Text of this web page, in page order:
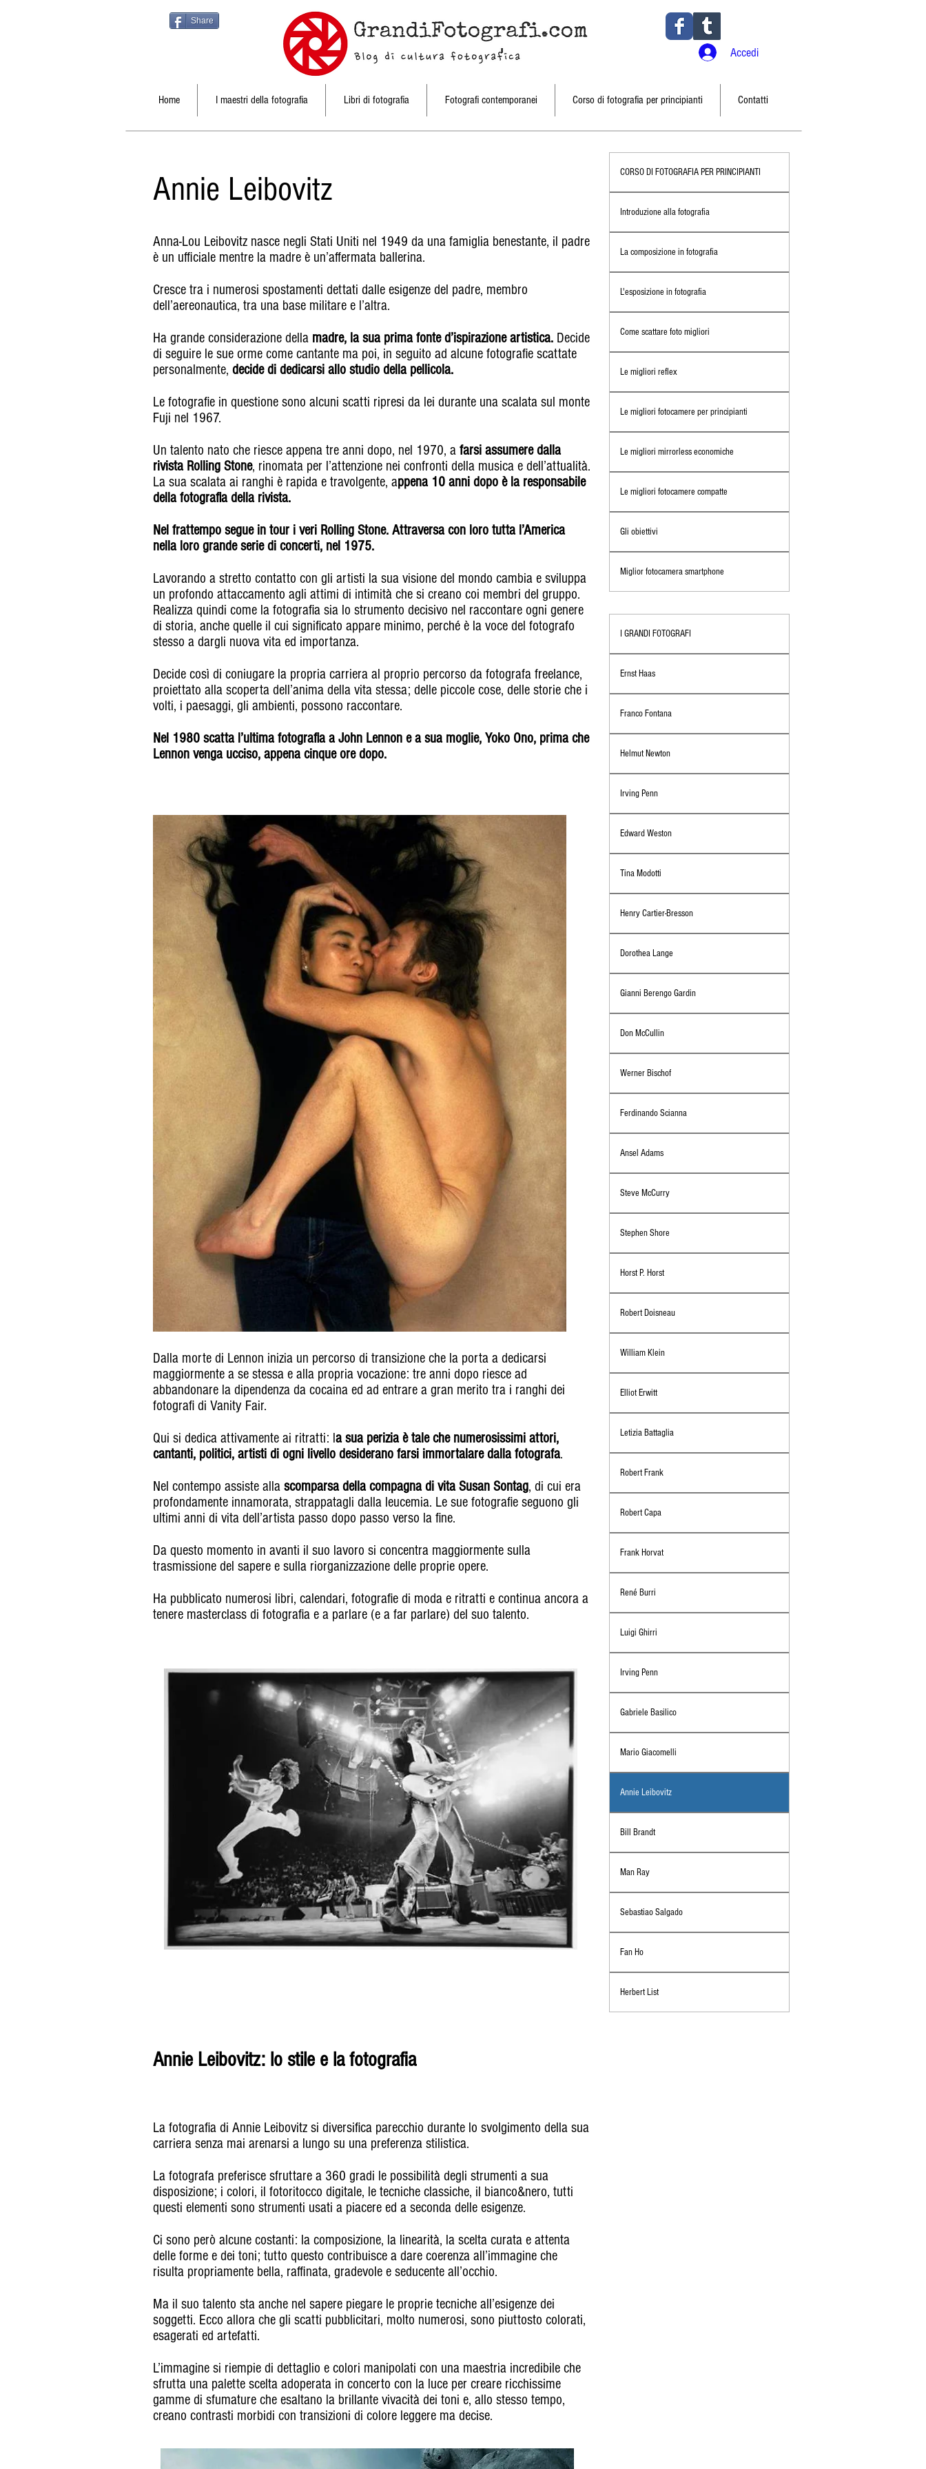
Share
Accedi
Home I maestri della fotografia Libri di fotografia Fotografi contemporanei Corso di fotografia per principianti Contatti
Annie Leibovitz
Anna-Lou Leibovitz nasce negli Stati Uniti nel 1949 da una famiglia benestante, il padre
è un ufficiale mentre la madre è un’affermata ballerina.
Cresce tra i numerosi spostamenti dettati dalle esigenze del padre, membro
dell’aereonautica, tra una base militare e l’altra.
Ha grande considerazione della madre, la sua prima fonte d’ispirazione artistica. Decide
di seguire le sue orme come cantante ma poi, in seguito ad alcune fotografie scattate
personalmente, decide di dedicarsi allo studio della pellicola.
Le fotografie in questione sono alcuni scatti ripresi da lei durante una scalata sul monte
Fuji nel 1967.
Un talento nato che riesce appena tre anni dopo, nel 1970, a farsi assumere dalla
rivista Rolling Stone, rinomata per l’attenzione nei confronti della musica e dell’attualità.
La sua scalata ai ranghi è rapida e travolgente, appena 10 anni dopo è la responsabile
della fotografia della rivista.
Nel frattempo segue in tour i veri Rolling Stone. Attraversa con loro tutta l’America
nella loro grande serie di concerti, nel 1975.
Lavorando a stretto contatto con gli artisti la sua visione del mondo cambia e sviluppa
un profondo attaccamento agli attimi di intimità che si creano coi membri del gruppo.
Realizza quindi come la fotografia sia lo strumento decisivo nel raccontare ogni genere
di storia, anche quelle il cui significato appare minimo, perché è la voce del fotografo
stesso a dargli nuova vita ed importanza.
Decide così di coniugare la propria carriera al proprio percorso da fotografa freelance,
proiettato alla scoperta dell’anima della vita stessa; delle piccole cose, delle storie che i
volti, i paesaggi, gli ambienti, possono raccontare.
Nel 1980 scatta l’ultima fotografia a John Lennon e a sua moglie, Yoko Ono, prima che
Lennon venga ucciso, appena cinque ore dopo.
Dalla morte di Lennon inizia un percorso di transizione che la porta a dedicarsi
maggiormente a se stessa e alla propria vocazione: tre anni dopo riesce ad
abbandonare la dipendenza da cocaina ed ad entrare a gran merito tra i ranghi dei
fotografi di Vanity Fair.
Qui si dedica attivamente ai ritratti: la sua perizia è tale che numerosissimi attori,
cantanti, politici, artisti di ogni livello desiderano farsi immortalare dalla fotografa.
Nel contempo assiste alla scomparsa della compagna di vita Susan Sontag, di cui era
profondamente innamorata, strappatagli dalla leucemia. Le sue fotografie seguono gli
ultimi anni di vita dell’artista passo dopo passo verso la fine.
Da questo momento in avanti il suo lavoro si concentra maggiormente sulla
trasmissione del sapere e sulla riorganizzazione delle proprie opere.
Ha pubblicato numerosi libri, calendari, fotografie di moda e ritratti e continua ancora a
tenere masterclass di fotografia e a parlare (e a far parlare) del suo talento.
Annie Leibovitz: lo stile e la fotografia
La fotografia di Annie Leibovitz si diversifica parecchio durante lo svolgimento della sua
carriera senza mai arenarsi a lungo su una preferenza stilistica.
La fotografa preferisce sfruttare a 360 gradi le possibilità degli strumenti a sua
disposizione; i colori, il fotoritocco digitale, le tecniche classiche, il bianco&nero, tutti
questi elementi sono strumenti usati a piacere ed a seconda delle esigenze.
Ci sono però alcune costanti: la composizione, la linearità, la scelta curata e attenta
delle forme e dei toni; tutto questo contribuisce a dare coerenza all’immagine che
risulta propriamente bella, raffinata, gradevole e seducente all’occhio.
Ma il suo talento sta anche nel sapere piegare le proprie tecniche all’esigenze dei
soggetti. Ecco allora che gli scatti pubblicitari, molto numerosi, sono piuttosto colorati,
esagerati ed artefatti.
L’immagine si riempie di dettaglio e colori manipolati con una maestria incredibile che
sfrutta una palette scelta adoperata in concerto con la luce per creare ricchissime
gamme di sfumature che esaltano la brillante vivacità dei toni e, allo stesso tempo,
creano contrasti morbidi con transizioni di colore leggere ma decise.
I GRANDI FOTOGRAFI
Ernst Haas
Franco Fontana
Helmut Newton
Irving Penn
Edward Weston
Tina Modotti
Henry Cartier-Bresson
Dorothea Lange
Gianni Berengo Gardin
Don McCullin
Werner Bischof
Ferdinando Scianna
Ansel Adams
Steve McCurry
Stephen Shore
Horst P. Horst
Robert Doisneau
William Klein
Elliot Erwitt
Letizia Battaglia
Robert Frank
Robert Capa
Frank Horvat
René Burri
Luigi Ghirri
Irving Penn
Gabriele Basilico
Mario Giacomelli
Annie Leibovitz
Bill Brandt
Man Ray
Sebastiao Salgado
Fan Ho
Herbert List
CORSO DI FOTOGRAFIA PER PRINCIPIANTI
Introduzione alla fotografia
La composizione in fotografia
L'esposizione in fotografia
Come scattare foto migliori
Le migliori reflex
Le migliori fotocamere per principianti
Le migliori mirrorless economiche
Le migliori fotocamere compatte
Gli obiettivi
Miglior fotocamera smartphone